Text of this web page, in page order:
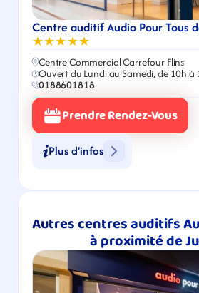
Centre auditif Audio Pour Tous
★★★★★
Centre Commercial Carrefour Flins
Ouvert du Lundi au Samedi, de 10h à
0188601818
Prendre Rendez-Vous
Plus d'infos
Autres centres auditifs
à proximité de